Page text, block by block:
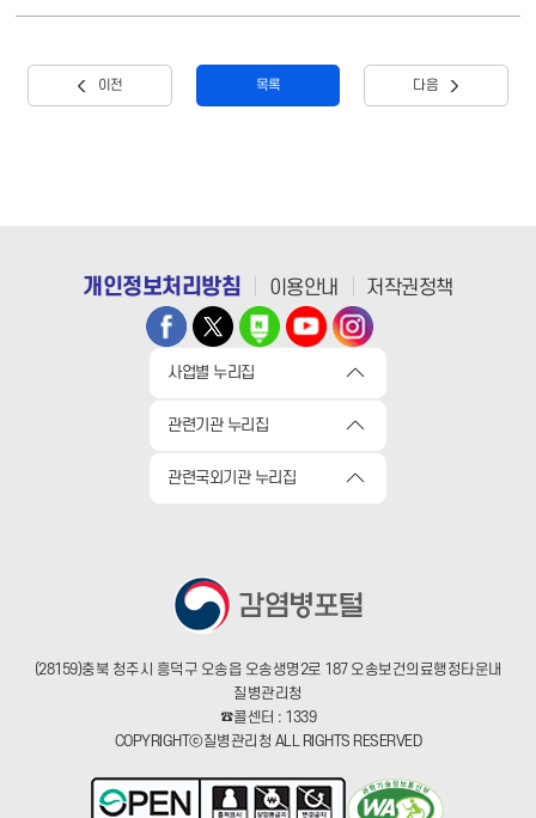
이전 목록 다음
개인정보처리방침 이용안내 저작권정책
사업별 누리집
관련기관 누리집
관련국외기관 누리집
(28159)충북 청주시 흥덕구 오송읍 오송생명2로 187 오송보건의료행정타운내
질병관리청
☎콜센터 : 1339
COPYRIGHTⓒ질병관리청 ALL RIGHTS RESERVED